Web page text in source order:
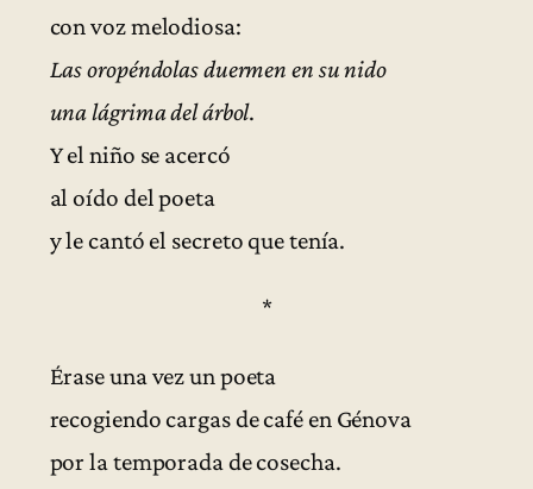
con voz melodiosa:
Las oropéndolas duermen en su nido
una lágrima del árbol.
Y el niño se acercó
al oído del poeta
y le cantó el secreto que tenía.
*
Érase una vez un poeta
recogiendo cargas de café en Génova
por la temporada de cosecha.